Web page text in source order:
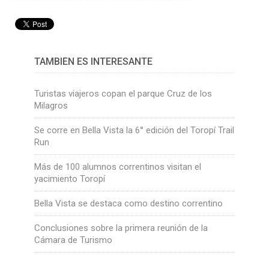
TAMBIÉN ES INTERESANTE
Turistas viajeros copan el parque Cruz de los
Milagros
Se corre en Bella Vista la 6° edición del Toropí Trail
Run
Más de 100 alumnos correntinos visitan el
yacimiento Toropí
Bella Vista se destaca como destino correntino
Conclusiones sobre la primera reunión de la
Cámara de Turismo